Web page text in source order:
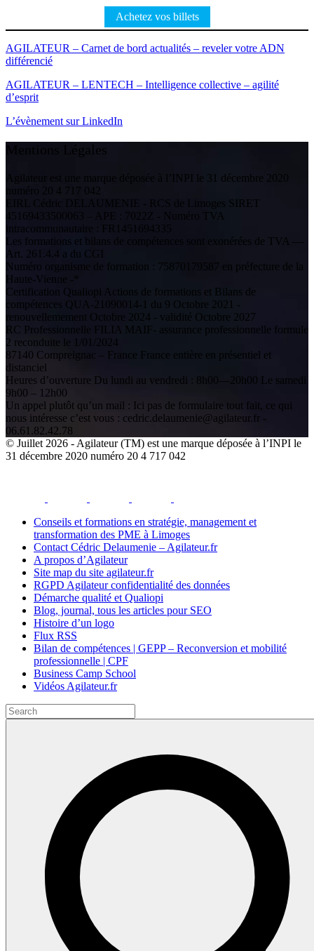
Achetez vos billets
AGILATEUR – Carnet de bord actualités – reveler votre ADN
différencié
AGILATEUR – LENTECH – Intelligence collective – agilité
d’esprit
L’évènement sur LinkedIn
Mentions Légales
Agilateur est une marque déposée à l’INPI le 31 décembre 2020
numéro 20 4 717 042
EIRL Cédric DELAUMENIE - RCS de Limoges SIRET
45169433500063 – APE : 7022Z - Numéro TVA
intracommunautaire : FR1451694335
Les formations et bilans de compétences sont exonérées de TVA —
Art. 261.4.4 a du CGI
Numéro organisme de formation : 75870179587 en préfecture de la
Haute-Vienne -*
Certification Qualiopi Actions de formations et Bilans de
compétences QUA-21090014-1 du 9 Octobre 2021 -
renouvellemement Octobre 2024 - validité Octobre 2027
RC Professionnelle FILIA MAIF- assurance professionnelle formule
2 reconduite le 1/01/2024
87140 Compreignac – France France entière en présentiel et
distanciel
Heures d’ouverture Du lundi au vendredi : 8h00—20h00 Le samedi
9h00 – 12h00
Un appel plutôt qu’un mail : Ici pas de formulaire tout fait, ce qui
nous intéresse c’est vous : cedric.delaumenie@agilateur.fr -
06.61.82.42.78
© Juillet 2026 - Agilateur (TM) est une marque déposée à l’INPI le
31 décembre 2020 numéro 20 4 717 042
Conseils et formations en stratégie, management et
transformation des PME à Limoges
Contact Cédric Delaumenie – Agilateur.fr
A propos d’Agilateur
Site map du site agilateur.fr
RGPD Agilateur confidentialité des données
Démarche qualité et Qualiopi
Blog, journal, tous les articles pour SEO
Histoire d’un logo
Flux RSS
Bilan de compétences | GEPP – Reconversion et mobilité
professionnelle | CPF
Business Camp School
Vidéos Agilateur.fr